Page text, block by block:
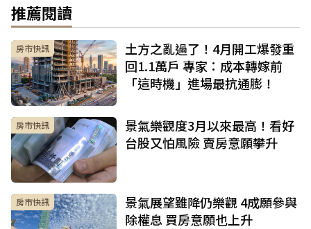
推薦閱讀
房市快訊
土方之亂過了！4月開工爆發重
回1.1萬戶 專家：成本轉嫁前
「這時機」進場最抗通膨！
房市快訊
景氣樂觀度3月以來最高！看好
台股又怕風險 賣房意願攀升
房市快訊
景氣展望雖降仍樂觀 4成願參與
除權息 買房意願也上升